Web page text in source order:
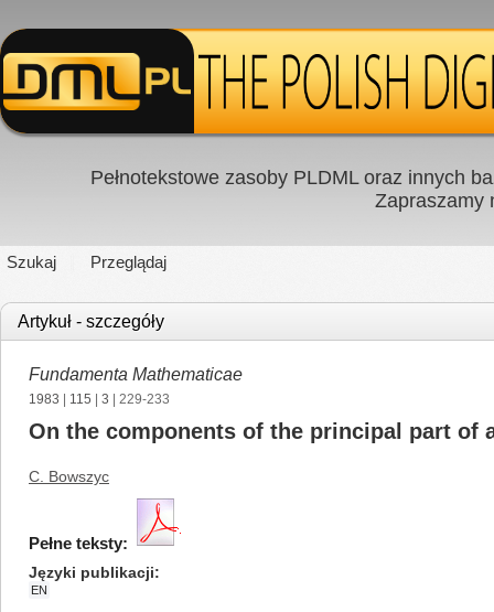
Pełnotekstowe zasoby PLDML oraz innych
Zapraszamy
Szukaj Przeglądaj
Artykuł - szczegóły
Fundamenta Mathematicae
1983 115 3 | 229-233
On the components of the principal part
C. Bowszyc
Pełne teksty:
Języki publikacji
EN